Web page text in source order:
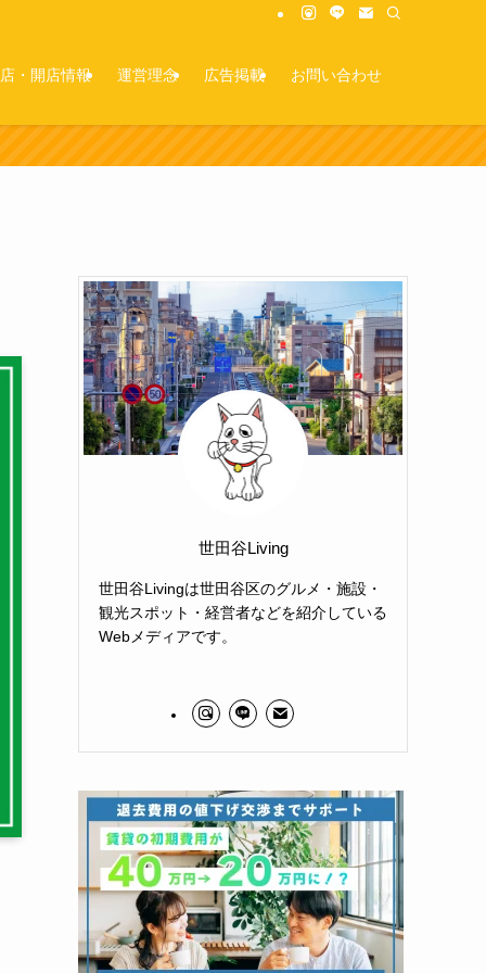
・開店情報 運営理念 広告掲載 お問い合わせ
世田谷Living
世田谷Livingは世田谷区のグルメ・施設・
観光スポット・経営者などを紹介している
Webメディアです。